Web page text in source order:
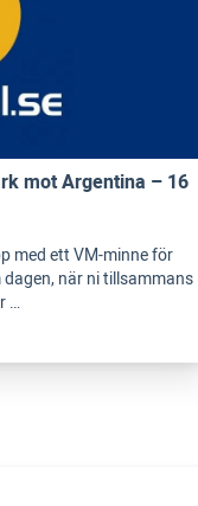
mot Argentina – 16
med ett VM-minne för
när ni tillsammans
…